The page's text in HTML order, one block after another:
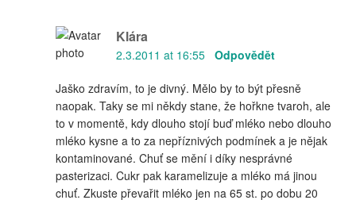
Klára
2.3.2011 at 16:55 Odpovědět
Jaško zdravím, to je divný. Mělo by to být přesně
naopak. Taky se mi někdy stane, že hořkne tvaroh, ale
to v momentě, kdy dlouho stojí buď mléko nebo dlouho
mléko kysne a to za nepříznivých podmínek a je nějak
kontaminované. Chuť se mění i díky nesprávné
pasterizaci. Cukr pak karamelizuje a mléko má jinou
chuť. Zkuste převařit mléko jen na 65 st. po dobu 20